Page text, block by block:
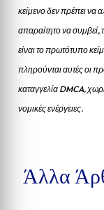
κείμενο δεν πρέπει να
απαραίτητο να συμβεί,
είναι το πρωτότυπο
πληρούνται αυτές οι
καταγγελία DMCA,
νομικές ενέργειες.
Άλλα